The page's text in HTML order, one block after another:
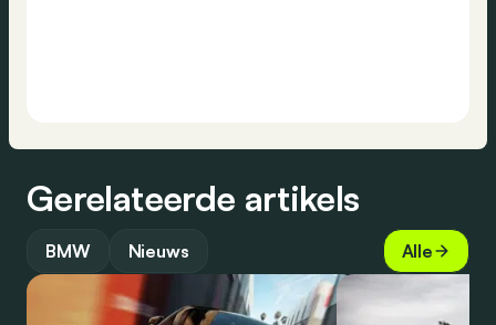
Gerelateerde artikels
BMW Nieuws Alle